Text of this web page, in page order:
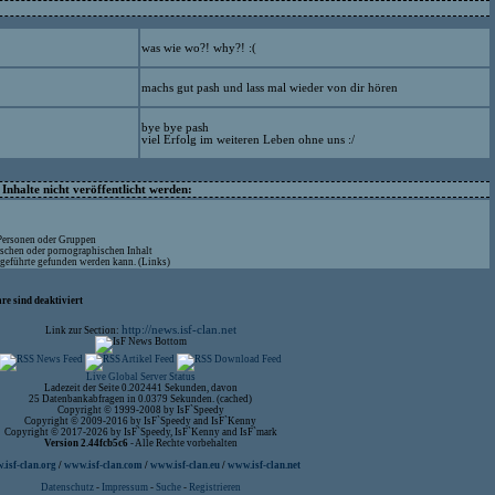
was wie wo?! why?! :(
machs gut pash und lass mal wieder von dir hören
bye bye pash
viel Erfolg im weiteren Leben ohne uns :/
nicht veröffentlicht werden:
oder Gruppen
oder pornographischen Inhalt
gefunden werden kann. (Links)
sind deaktiviert
Link zur Section: http://news.isf-clan.net
Live Global Server Status
Ladezeit der Seite 0.202441 Sekunden, davon
25 Datenbankabfragen in 0.0379 Sekunden. (cached)
Copyright © 1999-2008 by IsF`Speedy
Copyright © 2009-2016 by IsF`Speedy and IsF`Kenny
Copyright © 2017-2026 by IsF`Speedy, IsF`Kenny and IsF`mark
Version 2.44fcb5c6 - Alle Rechte vorbehalten
clan.org / www.isf-clan.com / www.isf-clan.eu/ www.isf-clan.net
Datenschutz - Impressum- Suche- Registrieren